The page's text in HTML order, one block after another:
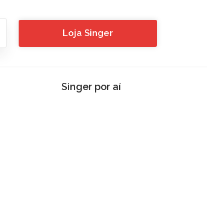
Loja Singer
Singer por aí